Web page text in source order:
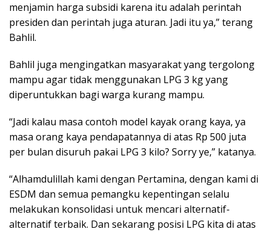
menjamin harga subsidi karena itu adalah perintah
presiden dan perintah juga aturan. Jadi itu ya,” terang
Bahlil.
Bahlil juga mengingatkan masyarakat yang tergolong
mampu agar tidak menggunakan LPG 3 kg yang
diperuntukkan bagi warga kurang mampu.
“Jadi kalau masa contoh model kayak orang kaya, ya
masa orang kaya pendapatannya di atas Rp 500 juta
per bulan disuruh pakai LPG 3 kilo? Sorry ye,” katanya.
“Alhamdulillah kami dengan Pertamina, dengan kami di
ESDM dan semua pemangku kepentingan selalu
melakukan konsolidasi untuk mencari alternatif-
alternatif terbaik. Dan sekarang posisi LPG kita di atas